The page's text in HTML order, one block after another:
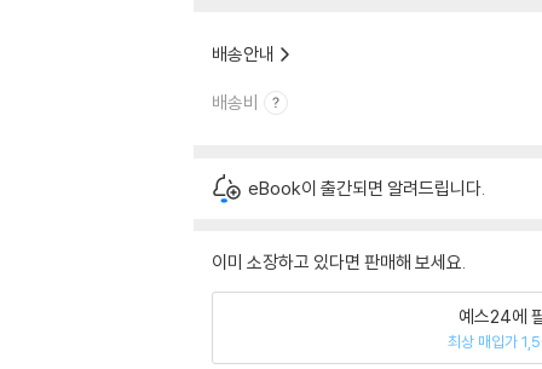
배송안내
배송비
eBook이 출간되면 알려드립니다.
이미 소장하고 있다면 판매해 보세요.
예스24에
최상 매입가